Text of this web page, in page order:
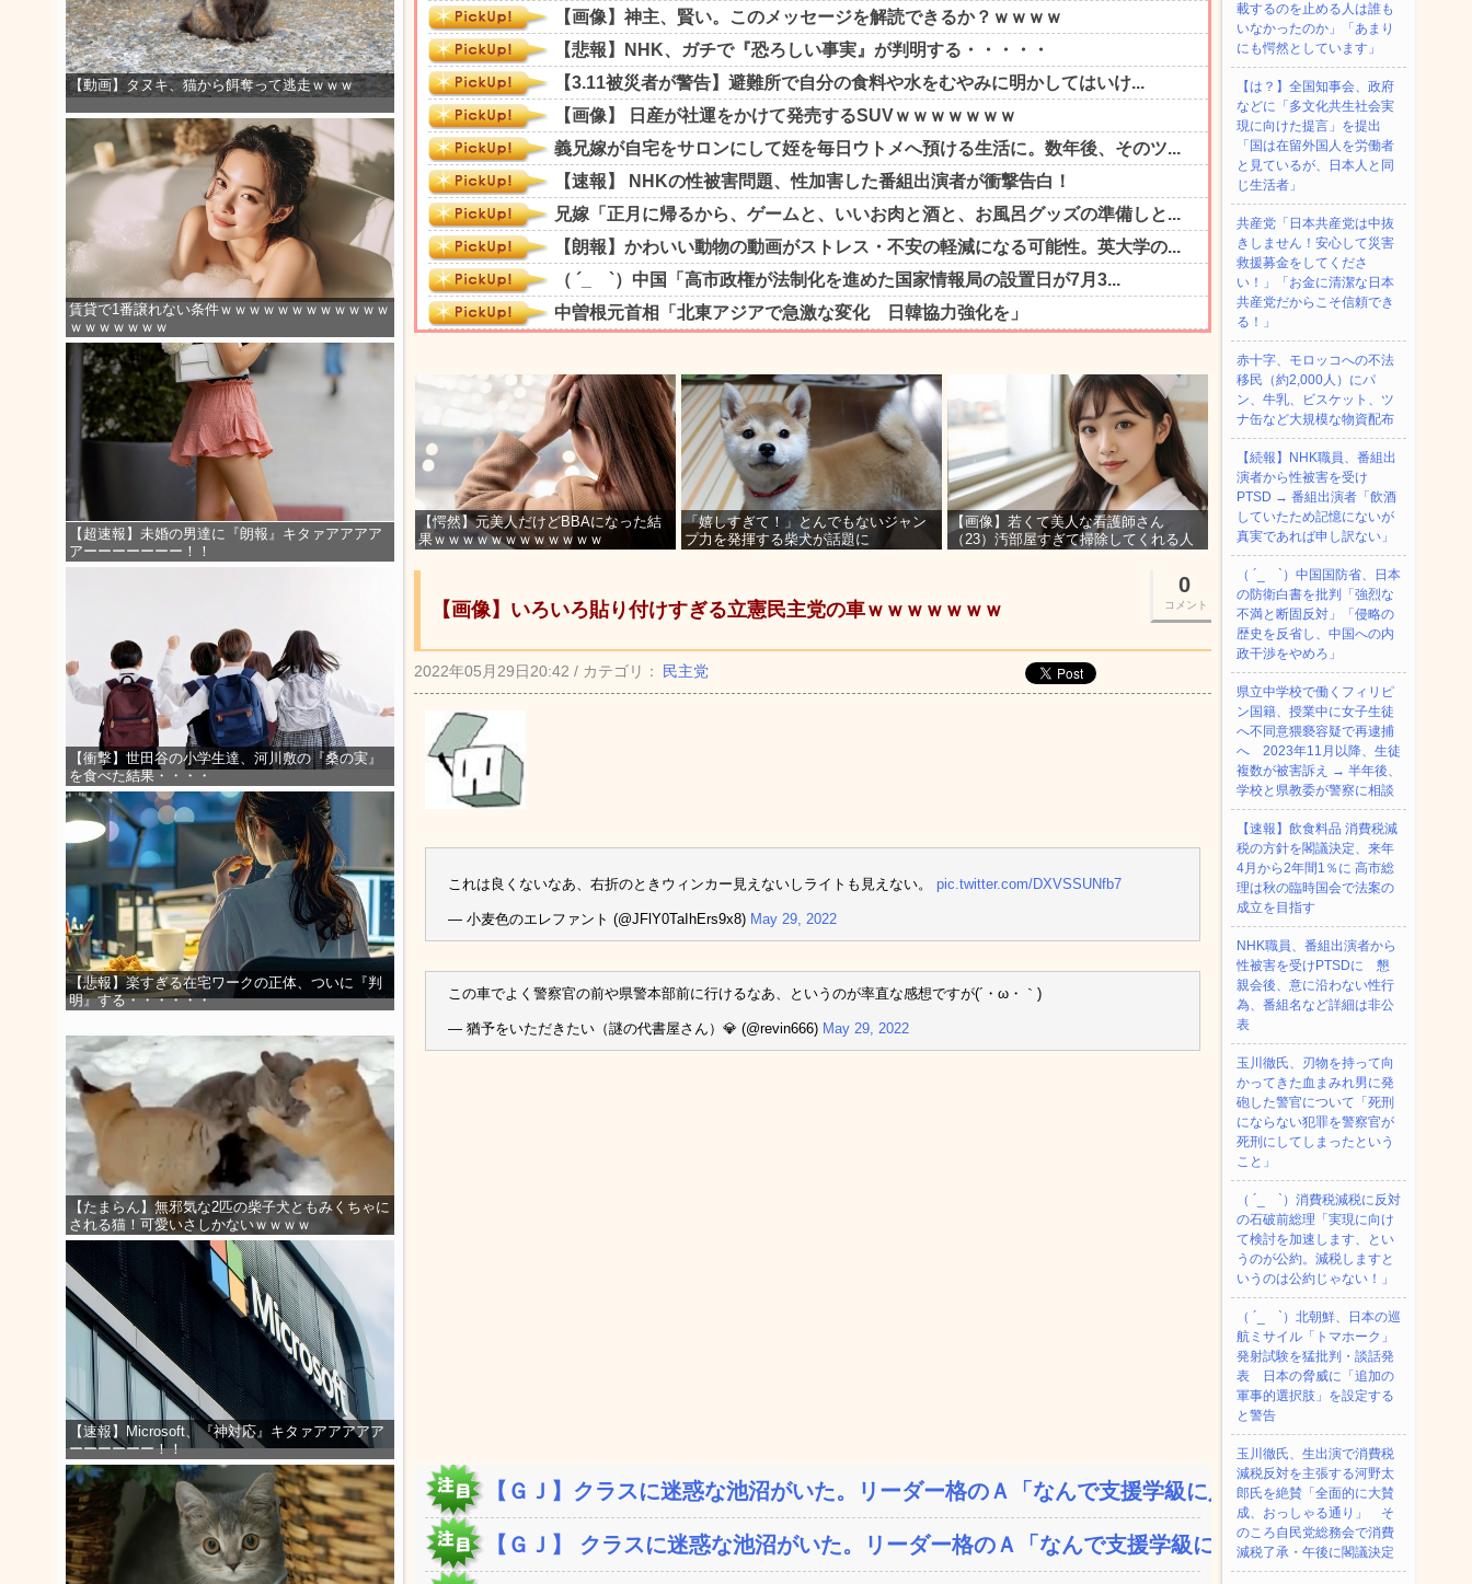
【動画】タヌキ、猫から餌奪って逃走ｗｗｗ
賃貸で1番譲れない条件ｗｗｗｗｗｗｗｗｗｗｗｗ
ｗｗｗｗｗｗｗ
【超速報】未婚の男達に『朗報』キタァアアアア
アーーーーーーー！！
【衝撃】世田谷の小学生達、河川敷の『桑の実』
を食べた結果・・・・
【悲報】楽すぎる在宅ワークの正体、ついに『判
明』する・・・・・・
【たまらん】無邪気な2匹の柴子犬ともみくちゃに
される猫！可愛いさしかないｗｗｗｗ
【速報】Microsoft、『神対応』キタァアアアアア
ーーーーーー！！
【愕然】元美人だけどBBAになった結
果ｗｗｗｗｗｗｗｗｗｗｗｗ
「嬉しすぎて！」とんでもないジャン
プ力を発揮する柴犬が話題に
【画像】若くて美人な看護師さん
（23）汚部屋すぎて掃除してくれる人
0
コメント
【画像】いろいろ貼り付けすぎる立憲民主党の車ｗｗｗｗｗｗｗ
2022年05月29日20:42 / カテゴリ： 民主党
これは良くないなあ、右折のときウィンカー見えないしライトも見えない。 pic.twitter.com/DXVSSUNfb7
— 小麦色のエレファント (@JFlY0TaIhErs9x8) May 29, 2022
この車でよく警察官の前や県警本部前に行けるなあ、というのが率直な感想ですが(´・ω・｀)
— 猶予をいただきたい（謎の代書屋さん）💎 (@revin666) May 29, 2022
【ＧＪ】クラスに迷惑な池沼がいた。リーダー格のＡ「なんで支援学級に入れ...
【ＧＪ】 クラスに迷惑な池沼がいた。リーダー格のＡ「なんで支援学級に入...
載するのを止める人は誰も
いなかったのか」「あまり
にも愕然としています」
【は？】全国知事会、政府
などに「多文化共生社会実
現に向けた提言」を提出
「国は在留外国人を労働者
と見ているが、日本人と同
じ生活者」
共産党「日本共産党は中抜
きしません！安心して災害
救援募金をしてくださ
い！」「お金に清潔な日本
共産党だからこそ信頼でき
る！」
赤十字、モロッコへの不法
移民（約2,000人）にパ
ン、牛乳、ビスケット、ツ
ナ缶など大規模な物資配布
【続報】NHK職員、番組出
演者から性被害を受け
PTSD → 番組出演者「飲酒
していたため記憶にないが
真実であれば申し訳ない」
（ ´_ゝ`）中国国防省、日本
の防衛白書を批判「強烈な
不満と断固反対」「侵略の
歴史を反省し、中国への内
政干渉をやめろ」
県立中学校で働くフィリピ
ン国籍、授業中に女子生徒
へ不同意猥褻容疑で再逮捕
へ 2023年11月以降、生徒
複数が被害訴え → 半年後、
学校と県教委が警察に相談
【速報】飲食料品 消費税減
税の方針を閣議決定、来年
4月から2年間1％に 高市総
理は秋の臨時国会で法案の
成立を目指す
NHK職員、番組出演者から
性被害を受けPTSDに 懇
親会後、意に沿わない性行
為、番組名など詳細は非公
表
玉川徹氏、刃物を持って向
かってきた血まみれ男に発
砲した警官について「死刑
にならない犯罪を警察官が
死刑にしてしまったという
こと」
（ ´_ゝ`）消費税減税に反対
の石破前総理「実現に向け
て検討を加速します、とい
うのが公約。減税しますと
いうのは公約じゃない！」
（ ´_ゝ`）北朝鮮、日本の巡
航ミサイル「‌トマホーク」
発射試験を猛批判・談話発
表 日本の脅威に「追加の
軍事的選択肢」を設定する
と警告
玉川徹氏、生出演で消費税
減税反対を主張する河野太
郎氏を絶賛「全面的に大賛
成、おっしゃる通り」 そ
のころ自民党総務会で消費
減税了承・午後に閣議決定